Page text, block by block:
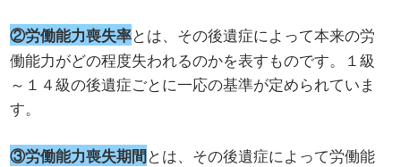
②労働能力喪失率とは、その後遺症によって本来の労
働能力がどの程度失われるのかを表すものです。１級
～１４級の後遺症ごとに一応の基準が定められていま
す。
③労働能力喪失期間とは、その後遺症によって労働能